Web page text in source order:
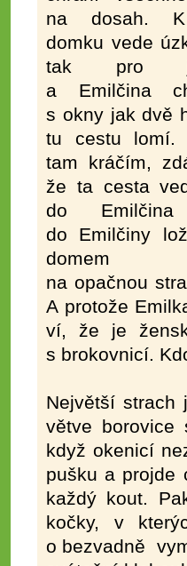
na dosah.
domku vede
tak pro
a Emilčina
s okny jak dvě
tu cestu lomí.
tam kráčím,
že ta cesta
do Emilčina
do Emilčiny
domem
na opačnou
A protože
ví, že je
s brokovnicí.
Největší strach
větve borovice
když okenicí
pušku a projde
každý kout.
kočky, v
o bezvadně